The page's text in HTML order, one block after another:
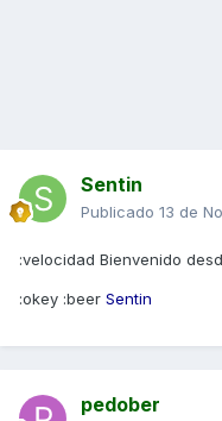
Sentin
Publicado 13 de
:velocidad Bienvenido
:okey :beer Sentin
pedober